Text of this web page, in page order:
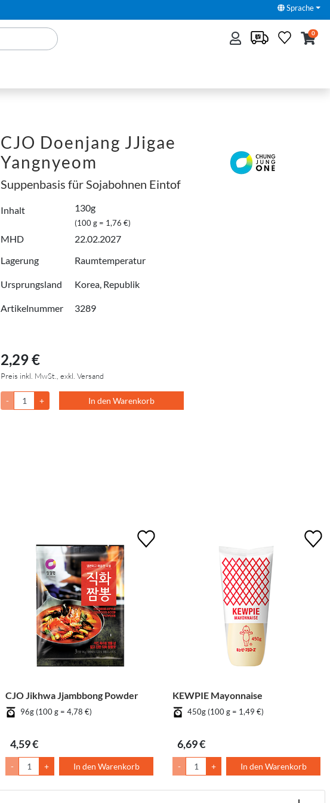
Sprache
0
CJO Doenjang JJigae
Yangnyeom
Suppenbasis für Sojabohnen Eintof
Inhalt 130g
(100 g = 1,76 €)
MHD
22.02.2027
Lagerung
Raumtemperatur
Ursprungsland Korea, Republik
Artikelnummer 3289
2,29 €
Preis inkl. MwSt., exkl. Versand
- + In den Warenkorb
CJO Jikhwa Jjambbong Powder
96g (100 g = 4,78 €)
4,59 €
- + In den Warenkorb
KEWPIE Mayonnaise
450g (100 g = 1,49 €)
6,69 €
- + In den Warenkorb